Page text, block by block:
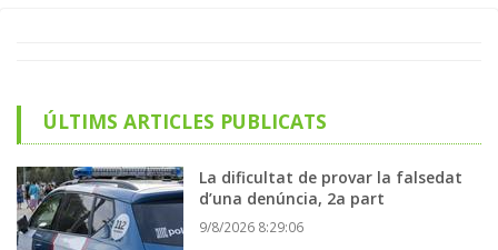
ÚLTIMS ARTICLES PUBLICATS
La dificultat de provar la falsedat
d’una denúncia, 2a part
9/8/2026 8:29:06